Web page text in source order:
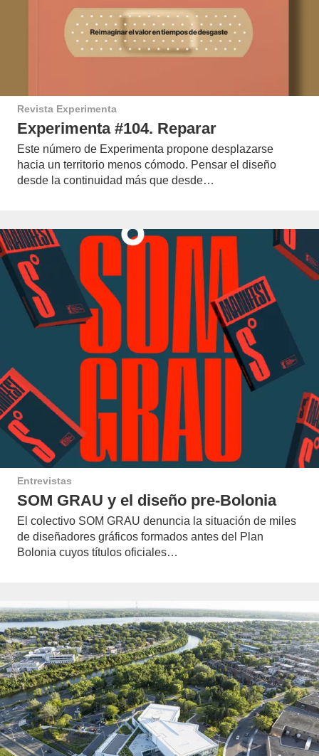
Revista Experimenta
Experimenta #104. Reparar
Este número de Experimenta propone desplazarse
hacia un territorio menos cómodo. Pensar el diseño
desde la continuidad más que desde…
Entrevistas
SOM GRAU y el diseño pre-Bolonia
El colectivo SOM GRAU denuncia la situación de miles
de diseñadores gráficos formados antes del Plan
Bolonia cuyos títulos oficiales…